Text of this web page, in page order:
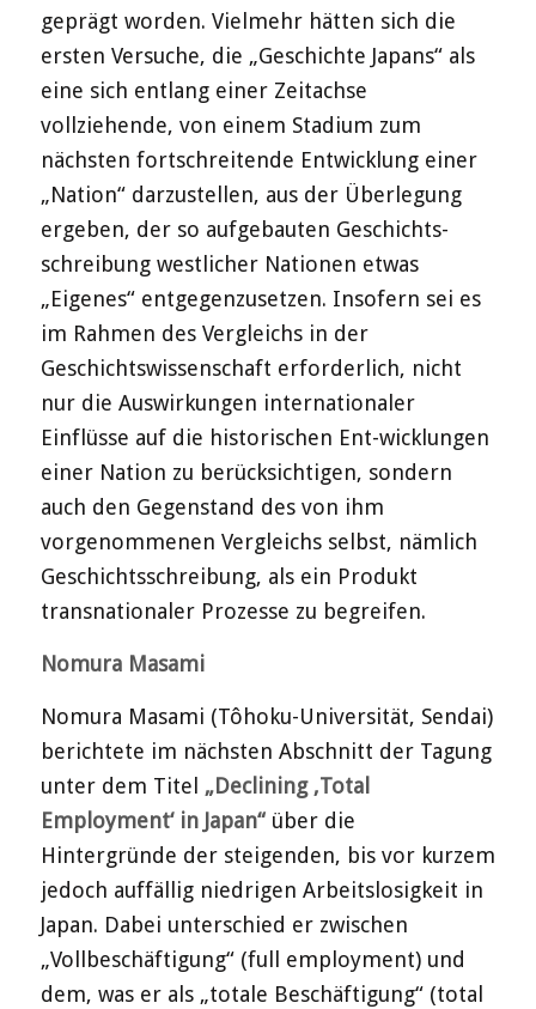
geprägt worden. Vielmehr hätten sich die
ersten Versuche, die „Geschichte Japans“ als
eine sich entlang einer Zeitachse
vollziehende, von einem Stadium zum
nächsten fortschreitende Entwicklung einer
„Nation“ darzustellen, aus der Überlegung
ergeben, der so aufgebauten Geschichts-
schreibung westlicher Nationen etwas
„Eigenes“ entgegenzusetzen. Insofern sei es
im Rahmen des Vergleichs in der
Geschichtswissenschaft erforderlich, nicht
nur die Auswirkungen internationaler
Einflüsse auf die historischen Ent-wicklungen
einer Nation zu berücksichtigen, sondern
auch den Gegenstand des von ihm
vorgenommenen Vergleichs selbst, nämlich
Geschichtsschreibung, als ein Produkt
transnationaler Prozesse zu begreifen.
Nomura Masami
Nomura Masami (Tôhoku-Universität, Sendai)
berichtete im nächsten Abschnitt der Tagung
unter dem Titel „Declining ‚Total
Employment‘ in Japan“über die
Hintergründe der steigenden, bis vor kurzem
jedoch auffällig niedrigen Arbeitslosigkeit in
Japan. Dabei unterschied er zwischen
„Vollbeschäftigung“ (full employment) und
dem, was er als „totale Beschäftigung“ (total